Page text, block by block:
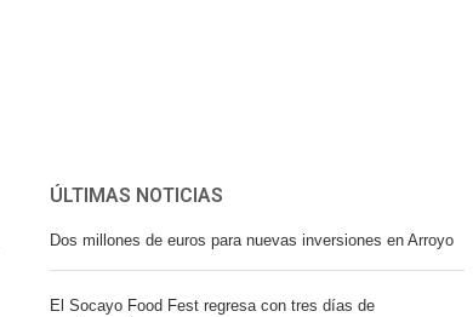
ÚLTIMAS NOTICIAS
Dos millones de euros para nuevas inversiones en Arroyo
El Socayo Food Fest regresa con tres días de